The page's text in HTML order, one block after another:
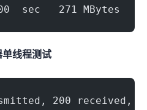
sec   271 MBytes
目标机器 IPERF3单线程测试
200 received,